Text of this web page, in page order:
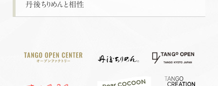
丹後ちりめんと相性